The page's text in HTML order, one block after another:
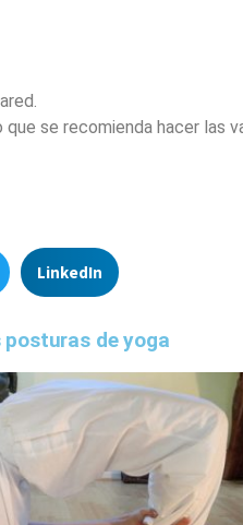
se recomienda hacer las
LinkedIn
posturas de yoga